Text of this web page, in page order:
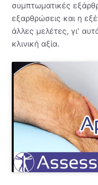
συμπτωματικές
εξαρθρώσεις και η
άλλες μελέτες, γι'
κλινική αξία.